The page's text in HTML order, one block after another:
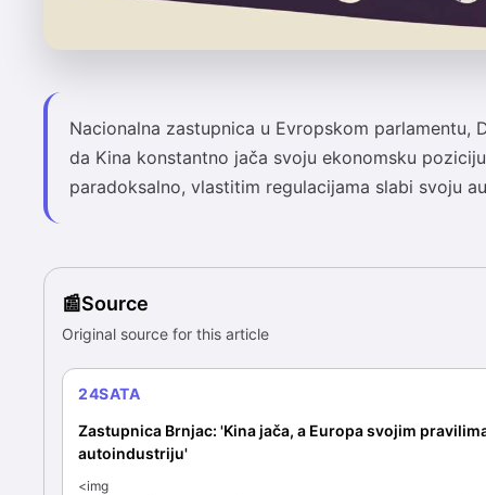
Nacionalna zastupnica u Evropskom parlamentu,
da Kina konstantno jača svoju ekonomsku
paradoksalno, vlastitim regulacijama slabi svoju
Source
Original source for this article
24SATA
Zastupnica Brnjac: 'Kina jača, a Europa svojim
autoindustriju'
<img